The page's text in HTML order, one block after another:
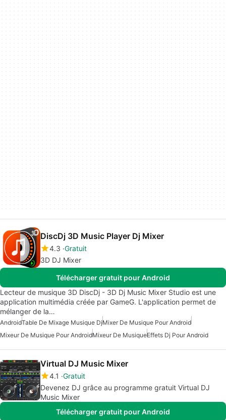
DiscDj 3D Music Player Dj Mixer
4.3 Gratuit
3D DJ Mixer
Télécharger gratuit pour Android
Lecteur de musique 3D DiscDj - 3D Dj Music Mixer Studio est une
application multimédia créée par GameG. L'application permet de
mélanger de la…
AndroidTable De Mixage Musique DjMixer De Musique Pour Android
Mixeur De Musique Pour AndroidMixeur De MusiqueEffets Dj Pour Android
Virtual DJ Music Mixer
4.1 Gratuit
Devenez DJ grâce au programme gratuit Virtual DJ
Music Mixer
Télécharger gratuit pour Android